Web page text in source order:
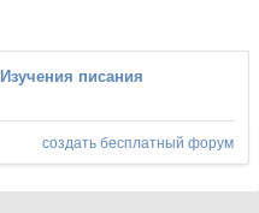
Изучения писания
создать бесплатный форум